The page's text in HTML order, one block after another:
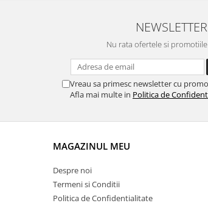
NEWSLETTER
Nu rata ofertele si
Vreau sa primesc newsletter cu
Afla mai multe in Politica de
MAGAZINUL MEU
Despre noi
Termeni si Conditii
Politica de Confidentialitate